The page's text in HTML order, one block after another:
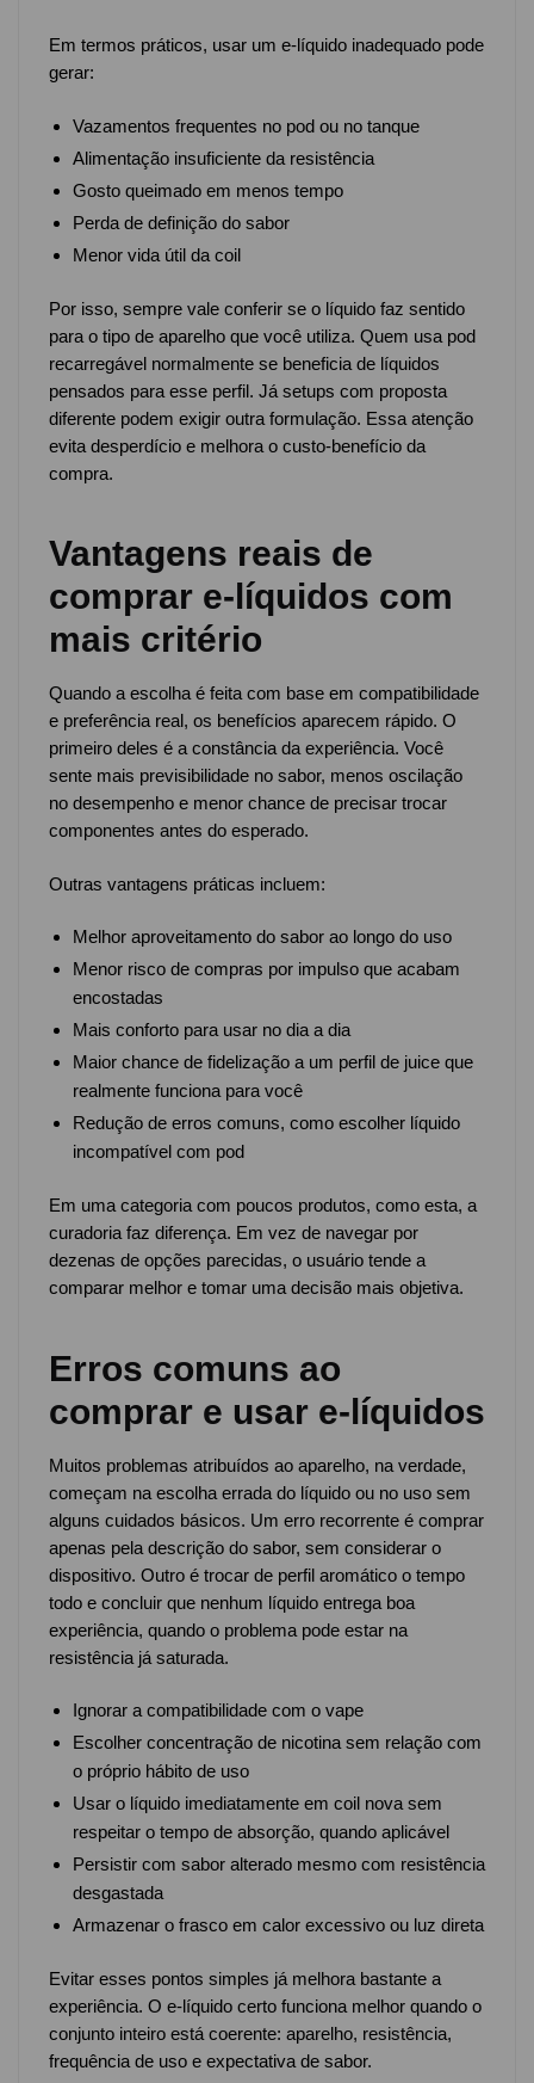
Em termos práticos, usar um e-líquido inadequado pode
gerar:
Vazamentos frequentes no pod ou no tanque
Alimentação insuficiente da resistência
Gosto queimado em menos tempo
Perda de definição do sabor
Menor vida útil da coil
Por isso, sempre vale conferir se o líquido faz sentido
para o tipo de aparelho que você utiliza. Quem usa pod
recarregável normalmente se beneficia de líquidos
pensados para esse perfil. Já setups com proposta
diferente podem exigir outra formulação. Essa atenção
evita desperdício e melhora o custo-benefício da
compra.
Vantagens reais de
comprar e-líquidos com
mais critério
Quando a escolha é feita com base em compatibilidade
e preferência real, os benefícios aparecem rápido. O
primeiro deles é a constância da experiência. Você
sente mais previsibilidade no sabor, menos oscilação
no desempenho e menor chance de precisar trocar
componentes antes do esperado.
Outras vantagens práticas incluem:
Melhor aproveitamento do sabor ao longo do uso
Menor risco de compras por impulso que acabam
encostadas
Mais conforto para usar no dia a dia
Maior chance de fidelização a um perfil de juice que
realmente funciona para você
Redução de erros comuns, como escolher líquido
incompatível com pod
Em uma categoria com poucos produtos, como esta, a
curadoria faz diferença. Em vez de navegar por
dezenas de opções parecidas, o usuário tende a
comparar melhor e tomar uma decisão mais objetiva.
Erros comuns ao
comprar e usar e-líquidos
Muitos problemas atribuídos ao aparelho, na verdade,
começam na escolha errada do líquido ou no uso sem
alguns cuidados básicos. Um erro recorrente é comprar
apenas pela descrição do sabor, sem considerar o
dispositivo. Outro é trocar de perfil aromático o tempo
todo e concluir que nenhum líquido entrega boa
experiência, quando o problema pode estar na
resistência já saturada.
Ignorar a compatibilidade com o vape
Escolher concentração de nicotina sem relação com
o próprio hábito de uso
Usar o líquido imediatamente em coil nova sem
respeitar o tempo de absorção, quando aplicável
Persistir com sabor alterado mesmo com resistência
desgastada
Armazenar o frasco em calor excessivo ou luz direta
Evitar esses pontos simples já melhora bastante a
experiência. O e-líquido certo funciona melhor quando o
conjunto inteiro está coerente: aparelho, resistência,
frequência de uso e expectativa de sabor.